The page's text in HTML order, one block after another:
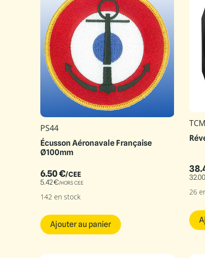
PS44
Écusson Aéronavale Française
Ø100mm
6.50€/CEE
5.42€/HORS CEE
142 en stock
Ajouter au panier
32.00
26